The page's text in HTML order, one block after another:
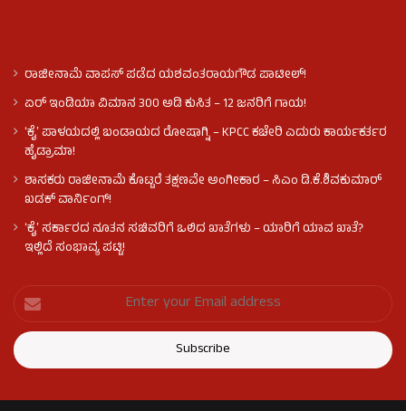
ರಾಜೀನಾಮೆ ವಾಪಸ್ ಪಡೆದ ಯಶವಂತರಾಯಗೌಡ ಪಾಟೀಲ್‌!
ಏರ್ ಇಂಡಿಯಾ ವಿಮಾನ 300 ಅಡಿ ಕುಸಿತ – 12 ಜನರಿಗೆ ಗಾಯ!
ʻಕೈʼ​ ಪಾಳಯದಲ್ಲಿ ಬಂಡಾಯದ ರೋಷಾಗ್ನಿ – KPCC ಕಚೇರಿ ಎದುರು ಕಾರ್ಯಕರ್ತರ
ಹೈಡ್ರಾಮಾ!
ಶಾಸಕರು ರಾಜೀನಾಮೆ ಕೊಟ್ಟರೆ ತಕ್ಷಣವೇ ಅಂಗೀಕಾರ – ಸಿಎಂ ಡಿ.ಕೆ.ಶಿವಕುಮಾರ್
ಖಡಕ್ ವಾರ್ನಿಂಗ್!
ʻಕೈʼ ಸರ್ಕಾರದ ನೂತನ ಸಚಿವರಿಗೆ ಒಲಿದ ಖಾತೆಗಳು – ಯಾರಿಗೆ ಯಾವ ಖಾತೆ?
ಇಲ್ಲಿದೆ ಸಂಭಾವ್ಯ ಪಟ್ಟಿ!